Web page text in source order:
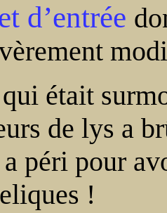
d’entrée
qui était
de lys a
péri pour
!